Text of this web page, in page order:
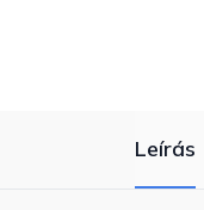
Leírás